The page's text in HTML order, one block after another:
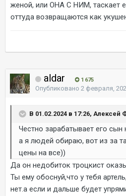
женой, или ОНА С НИМ, таскает
оттуда возвращаются как
aldar 1 675
Опубликовано 2 февраля,
В 01.02.2024 в 17:26, Алексей
Честно зарабатывает его
а я людей обираю, вот из за
цены на все))
Да он недобиток троцкист
Ты ему обоснуй,что у тебя
нет.а если и дальше будет